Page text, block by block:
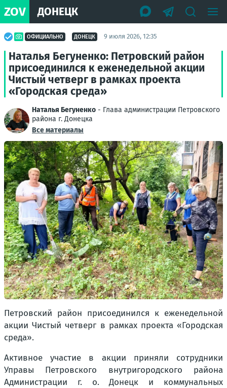
ZOV ДОНЕЦК
ОФИЦИАЛЬНО ДОНЕЦК 9 июля 2026, 12:35
Наталья Бегуненко: Петровский район
присоединился к еженедельной акции
Чистый четверг в рамках проекта
«Городская среда»
Наталья Бегуненко - Глава администрации Петровского
района г. Донецка
Все материалы
Петровский район присоединился к еженедельной
акции Чистый четверг в рамках проекта «Городская
среда».
Активное участие в акции приняли сотрудники
Управы Петровского внутригородского района
Администрации г. о. Донецк и коммунальных